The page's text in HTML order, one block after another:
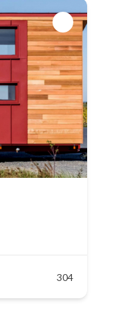
304